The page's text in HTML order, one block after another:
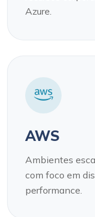
Azure.
AWS
Ambientes
com foco em
performance.